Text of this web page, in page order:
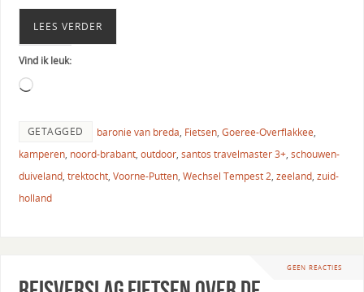
LEES VERDER
Vind ik leuk:
GETAGGED baronie van breda, Fietsen, Goeree-Overflakkee,
kamperen, noord-brabant, outdoor, santos travelmaster 3+, schouwen-
duiveland, trektocht, Voorne-Putten, Wechsel Tempest 2, zeeland, zuid-
holland
GEEN REACTIES